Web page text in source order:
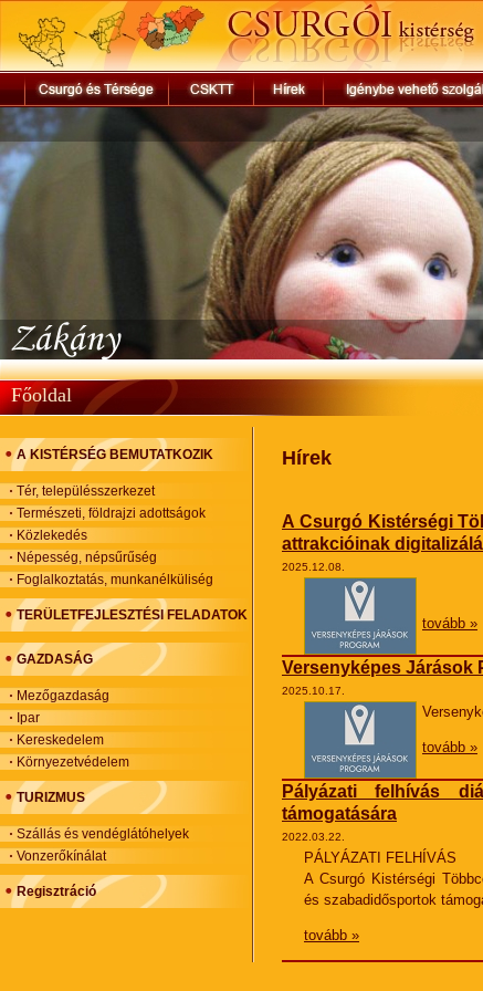
Főoldal
A KISTÉRSÉG BEMUTATKOZIK
Tér, településszerkezet
Természeti, földrajzi adottságok
Közlekedés
Népesség, népsűrűség
Foglalkoztatás, munkanélküliség
TERÜLETFEJLESZTÉSI FELADATOK
GAZDASÁG
Mezőgazdaság
Ipar
Kereskedelem
Környezetvédelem
TURIZMUS
Szállás és vendéglátóhelyek
Vonzerőkínálat
Regisztráció
Hírek
A Csurgó Kistérségi
attrakcióinak
2025.12.08.
tovább »
Versenyképes Járások
2025.10.17.
tovább »
Pályázati felhívás
támogatására
2022.03.22.
PÁLYÁZATI FELHÍVÁS
A Csurgó Kistérségi
és szabadidősportok
tovább »